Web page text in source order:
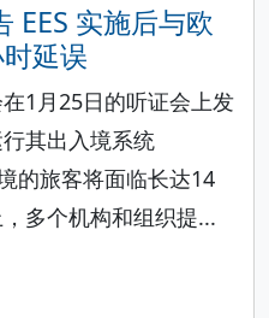
EES 实施后与欧
延误
1月25日的听证会上发
其出入境系统
的旅客将面临长达14
多个机构和组织提...